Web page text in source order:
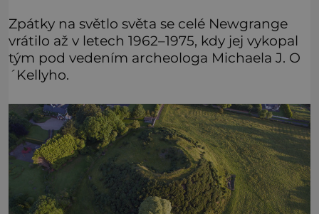
Zpátky na světlo světa se celé Newgrange
vrátilo až v letech 1962–1975, kdy jej vykopal
tým pod vedením archeologa Michaela J. O
´Kellyho.